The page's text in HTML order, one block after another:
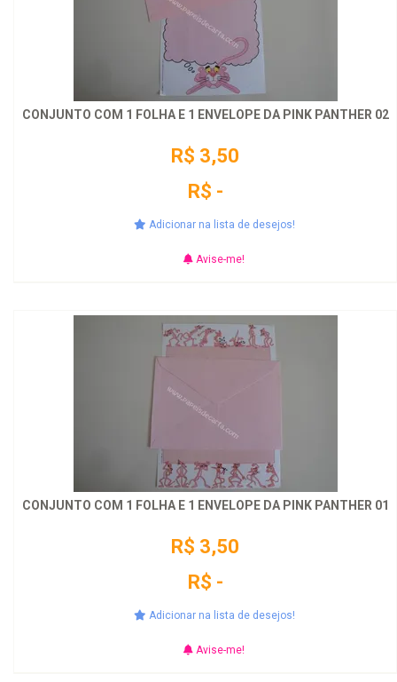
CONJUNTO COM 1 FOLHA E 1 ENVELOPE DA PINK PANTHER 02
R$ 3,50
R$ -
Adicionar na lista de desejos!
Avise-me!
CONJUNTO COM 1 FOLHA E 1 ENVELOPE DA PINK PANTHER 01
R$ 3,50
R$ -
Adicionar na lista de desejos!
Avise-me!